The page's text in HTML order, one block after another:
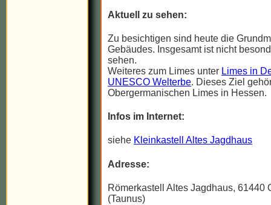
Aktuell zu sehen:
Zu besichtigen sind heute die
Gebäudes. Insgesamt ist nicht
sehen.
Weiteres zum Limes unter Limes in
UNESCO Welterbe. Dieses Ziel
Obergermanischen Limes in Hessen.
Infos im Internet:
siehe Kleinkastell Altes Jagdhaus
Adresse:
Römerkastell Altes Jagdhaus, 61440
(Taunus)